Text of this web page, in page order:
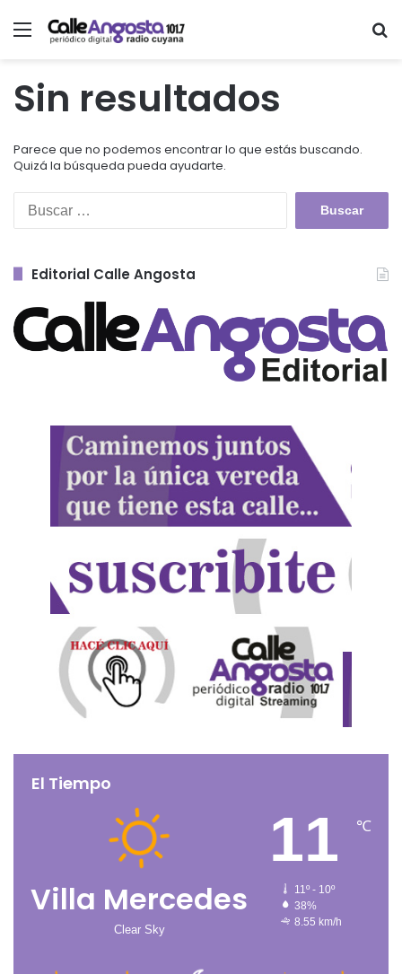
Menú
Sin resultados
Parece que no podemos encontrar lo que estás buscando.
Quizá la búsqueda pueda ayudarte.
Editorial Calle Angosta
El Tiempo
Villa Mercedes
Clear Sky
11 ℃
11º - 10º
38%
8.55 km/h